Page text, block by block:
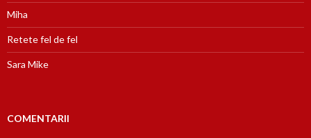
Miha
Retete fel de fel
Sara Mike
COMENTARII